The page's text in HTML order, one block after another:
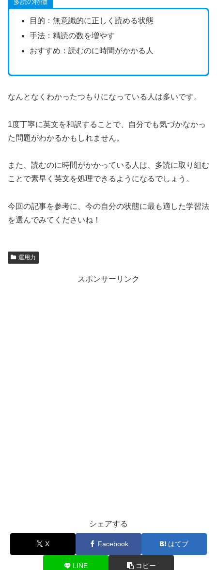
目的：無意識的に正しく読める状態
手法：精読の数を増やす
おすすめ：読むのに時間がかかる人
なんとなくわかったつもりになっている人は多いです。
1度丁寧に英文を和訳することで、自分でも気づかなかっ
た問題がわかるかもしれません。
また、読むのに時間がかかっている人は、多読に取り組む
ことで素早く英文を処理できるようになるでしょう。
今回の記事を参考に、今の自分の状態に最も適した学習法
を選んでみてくださいね！
運用力
スポンサーリンク
シェアする
X Facebook はてブ
LINE コピー